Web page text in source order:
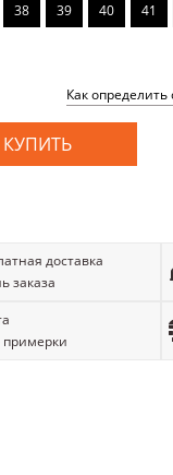
38 39 40 41
Как определить
КУПИТЬ
доставка
заказа
примерки